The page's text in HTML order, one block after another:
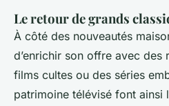
Le retour de grands
À côté des nouveautés
d’enrichir son offre avec des
films cultes ou des séries
patrimoine télévisé font